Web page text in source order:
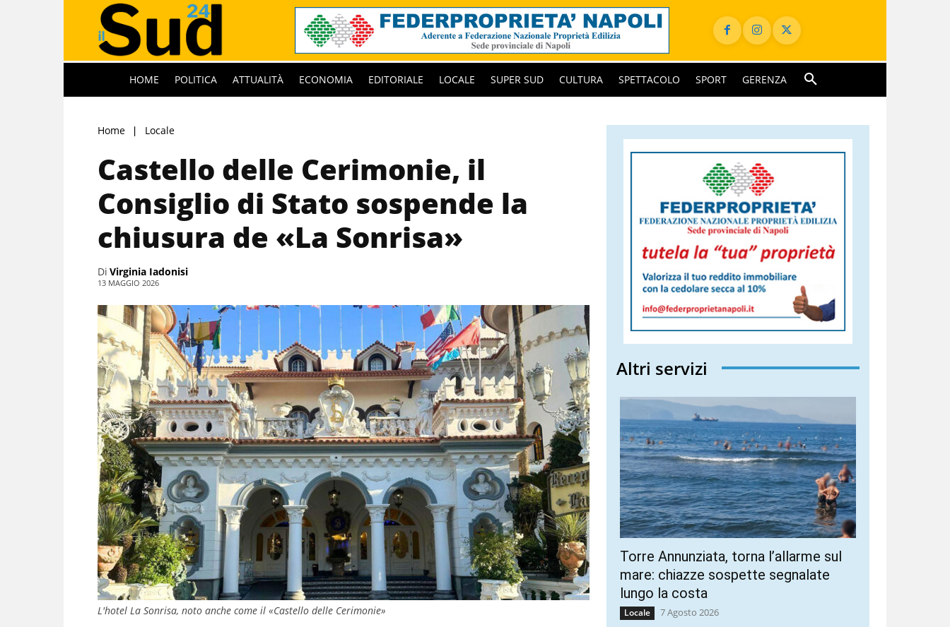
HOME POLITICA ATTUALITÀ ECONOMIA EDITORIALE LOCALE SUPER SUD CULTURA SPETTACOLO SPORT GERENZA
Home Locale
Castello delle Cerimonie, il
Consiglio di Stato sospende la
chiusura de «La Sonrisa»
Di Virginia Iadonisi
13 MAGGIO 2026
L'hotel La Sonrisa, noto anche come il «Castello delle Cerimonie»
Altri servizi
Torre Annunziata, torna l’allarme sul
mare: chiazze sospette segnalate
lungo la costa
Locale 7 Agosto 2026